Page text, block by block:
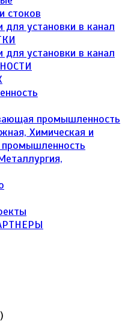
стоков
установки в канал
установки в канал
промышленность
Химическая и
промышленность